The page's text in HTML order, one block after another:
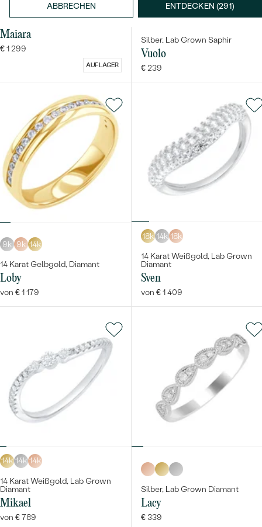
ABBRECHEN ENTDECKEN (291)
Diamant
Maiara
€ 1 299
AUF LAGER
Silber, Lab Grown Saphir
Vuolo
€ 239
9k 9k 14k
14 Karat Gelbgold, Diamant
Loby
von € 1 179
18k 14k 18k
14 Karat Weißgold, Lab Grown
Diamant
Sven
von € 1 409
14k 14k 14k
14 Karat Weißgold, Lab Grown
Diamant
Mikael
von € 789
Silber, Lab Grown Diamant
Lacy
€ 339